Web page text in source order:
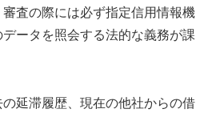
査の際には必ず指定信用情報機
ータを照会する法的な義務が課
延滞履歴、現在の他社からの借